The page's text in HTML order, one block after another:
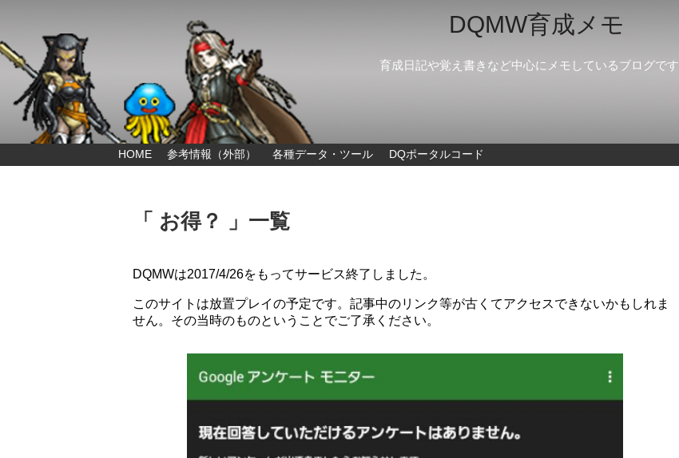
DQMW育成メモ
育成日記や覚え書きなど中心にメモしているブログです
HOME 参考情報（外部） 各種データ・ツール DQポータルコード
「 お得？ 」一覧
DQMWは2017/4/26をもってサービス終了しました。
このサイトは放置プレイの予定です。記事中のリンク等が古くてアクセスできないかもしれま
せん。その当時のものということでご了承ください。